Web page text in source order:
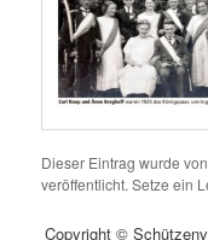
Dieser Eintrag wurde
veröffentlicht. Setze ein
Copyright ©